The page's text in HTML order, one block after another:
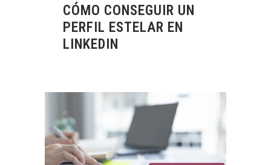
CÓMO CONSEGUIR UN
PERFIL ESTELAR EN
LINKEDIN